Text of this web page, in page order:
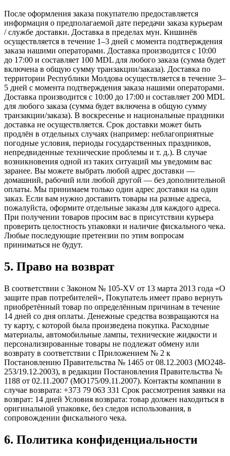
После оформления заказа покупателю предоставляется
информация о предполагаемой дате передачи заказа курьерам
/ службе доставки. Доставка в пределах мун. Кишинёв
осуществляется в течение 1–3 дней с момента подтверждения
заказа нашими операторами. Доставка производится с 10:00
до 17:00 и составляет 100 MDL для любого заказа (сумма будет
включена в общую сумму транзакции/заказа). Доставка по
территории Республики Молдова осуществляется в течение 3–
5 дней с момента подтверждения заказа нашими операторами.
Доставка производится с 10:00 до 17:00 и составляет 200 MDL
для любого заказа (сумма будет включена в общую сумму
транзакции/заказа). В воскресенье и национальные праздники
доставка не осуществляется. Срок доставки может быть
продлён в отдельных случаях (например: неблагоприятные
погодные условия, периоды государственных праздников,
непредвиденные технические проблемы и т. д.). В случае
возникновения одной из таких ситуаций мы уведомим вас
заранее. Вы можете выбрать любой адрес доставки —
домашний, рабочий или любой другой — без дополнительной
оплаты. Мы принимаем только один адрес доставки на один
заказ. Если вам нужно доставить товары на разные адреса,
пожалуйста, оформите отдельные заказы для каждого адреса.
При получении товаров просим вас в присутствии курьера
проверить целостность упаковки и наличие фискального чека.
Любые последующие претензии по этим вопросам
приниматься не будут.
5. Право на возврат
В соответствии с Законом № 105-XV от 13 марта 2013 года «О
защите прав потребителей», Покупатель имеет право вернуть
приобретённый товар по определённым причинам в течение
14 дней со дня оплаты. Денежные средства возвращаются на
ту карту, с которой была произведена покупка. Расходные
материалы, автомобильные лампы, технические жидкости и
персонализированные товары не подлежат обмену или
возврату в соответствии с Приложением № 2 к
Постановлению Правительства № 1465 от 08.12.2003 (МО248-
253/19.12.2003), в редакции Постановления Правительства №
1188 от 02.11.2007 (МО175/09.11.2007). Контакты компании в
случае возврата: +373 79 063 331 Срок рассмотрения заявки на
возврат: 14 дней Условия возврата: товар должен находиться в
оригинальной упаковке, без следов использования, в
сопровождении фискального чека.
6. Политика конфиденциальности